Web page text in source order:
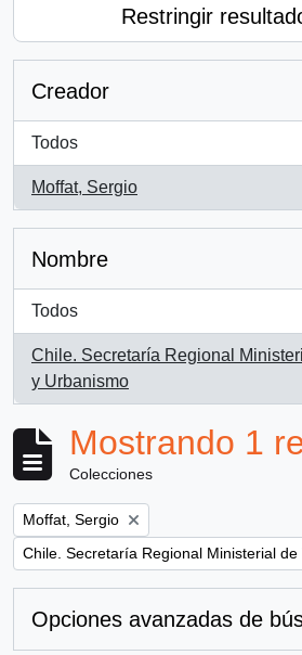
Restringir
Creador
Todos
Moffat, Sergio
, 1 resultados
Nombre
Todos
Chile. Secretaría Regional
y Urbanismo
, 1 resultados
Mostrando 1
Colecciones
Remove filter:
Moffat, Sergio
Remove filter:
Opciones avanzadas de